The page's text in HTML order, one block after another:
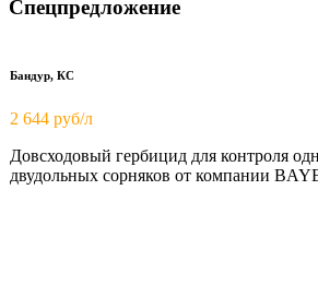
Спецпредложение
Бандур, КС
2 644 руб/л
Довсходовый гербицид для контроля
двудольных сорняков от компании